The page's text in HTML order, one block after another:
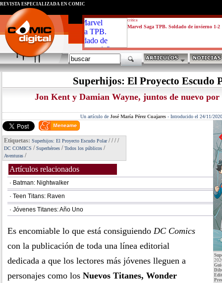
critica
Marvel Saga TPB. Soldado de invierno 1-2
REVISTA ESPECIALIZADA EN CÓMIC
Superhijos: El Proyecto Escudo
Jon Kent y Damian Wayne, juntos de nuevo
Un artículo de José María Pérez Cuajares- Introducido el 24/11/2020
Etiquetas: Superhijos: El Proyecto Escudo Polar////
DC COMICS /Superhéroes /Todos los públicos /
Aventuras /
Artículos relacionados
· Batman: Nightwalker
· Teen Titans: Raven
· Jóvenes Titanes: Año Uno
Es encomiable lo que está consiguiendo DC Comics
con la publicación de toda una línea editorial
dedicada a que los lectores más jóvenes lleguen a
personajes como los Nuevos Titanes, Wonder